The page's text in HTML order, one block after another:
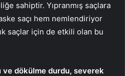
sahiptir. Yıpranmış saçlara
saçı hem nemlendiriyor
saçlar için de etkili olan bu
ve dökülme durdu, severek